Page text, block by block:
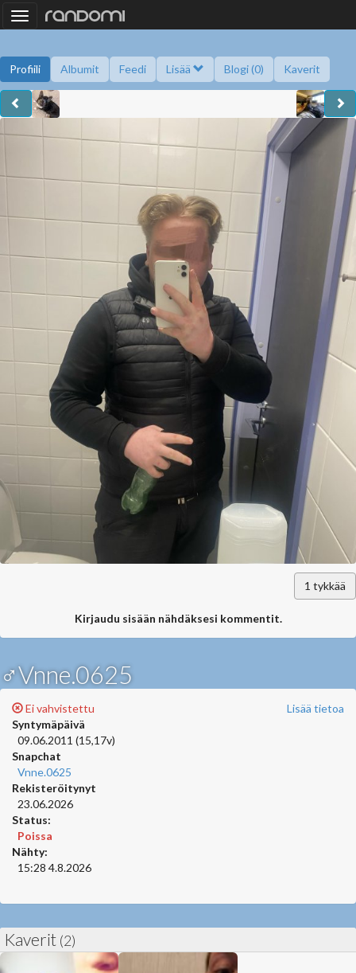
Toggle
navigation
Profiili Albumit Feedi Lisää Blogi (0) Kaverit
Kysy minulta Saavutukset
1 tykkää
Kirjaudu sisään nähdäksesi kommentit.
♂Vnne.0625
Lisää tietoa
Ei vahvistettu
Syntymäpäivä
09.06.2011 (15,17v)
Snapchat
Vnne.0625
Rekisteröitynyt
23.06.2026
Status:
Poissa
Nähty:
15:28 4.8.2026
Kaverit (2)